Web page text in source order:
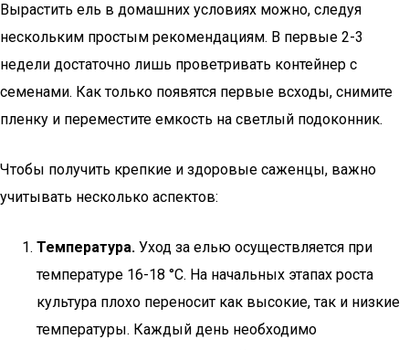
Вырастить ель в домашних условиях можно, следуя
нескольким простым рекомендациям. В первые 2-3
недели достаточно лишь проветривать контейнер с
семенами. Как только появятся первые всходы, снимите
пленку и переместите емкость на светлый подоконник.
Чтобы получить крепкие и здоровые саженцы, важно
учитывать несколько аспектов:
Температура. Уход за елью осуществляется при
температуре 16-18 °С. На начальных этапах роста
культура плохо переносит как высокие, так и низкие
температуры. Каждый день необходимо